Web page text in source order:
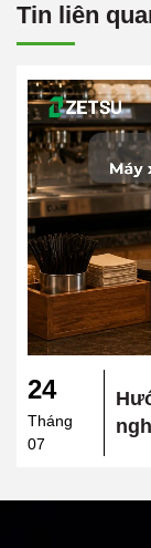
Tin liên
24
Tháng
07